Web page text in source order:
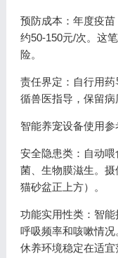
预防成本：年度疫
约50-150元/次。这
险。
责任界定：自行用
循兽医指导，保留病
智能养宠设备使用参
安全隐患类：自动
菌、生物膜滋生。
猫砂盆正上方）。
功能实用性类：智能
呼吸频率和咳嗽情
休养环境稳定在适